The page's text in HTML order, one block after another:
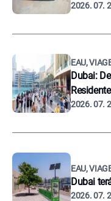
2026. 07.
EAU,
Dubai:
2026. 07.
EAU,
Dubai
2026. 07.